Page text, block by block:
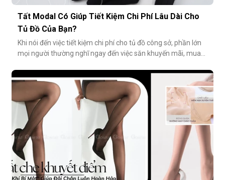
Tất Modal Có Giúp Tiết Kiệm Chi Phí Lâu Dài Cho
Tủ Đồ Của Bạn?
Khi nói đến việc tiết kiệm chi phí cho tủ đồ công sở, phần lớn
mọi người thường nghĩ ngay đến việc săn khuyến mãi, mua
cách tiết kiệm bền vững và tinh tế hơn rất nhiều: đầu tư vào
chất lượng từ những món nhỏ nhất. Cụ thể hơn, tất modal
không chỉ